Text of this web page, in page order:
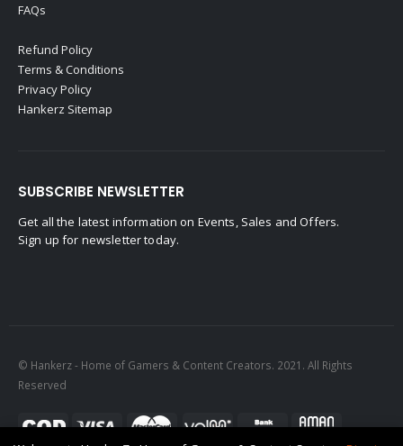
FAQs
Refund Policy
Terms & Conditions
Privacy Policy
Hankerz Sitemap
SUBSCRIBE NEWSLETTER
Get all the latest information on Events, Sales and Offers.
Sign up for newsletter today.
© Hankerz - Home of Gamers & Content Creators. 2021. All Rights
Reserved